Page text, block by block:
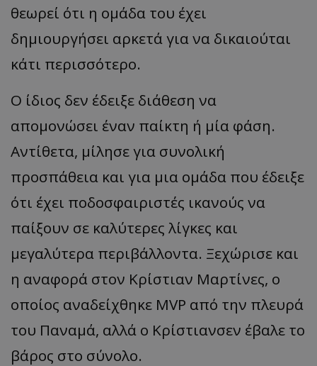
θεωρεί ότι η ομάδα του έχει
δημιουργήσει αρκετά για να δικαιούται
κάτι περισσότερο.
Ο ίδιος δεν έδειξε διάθεση να
απομονώσει έναν παίκτη ή μία φάση.
Αντίθετα, μίλησε για συνολική
προσπάθεια και για μια ομάδα που έδειξε
ότι έχει ποδοσφαιριστές ικανούς να
παίξουν σε καλύτερες λίγκες και
μεγαλύτερα περιβάλλοντα. Ξεχώρισε και
η αναφορά στον Κρίστιαν Μαρτίνες, ο
οποίος αναδείχθηκε MVP από την πλευρά
του Παναμά, αλλά ο Κρίστιανσεν έβαλε το
βάρος στο σύνολο.